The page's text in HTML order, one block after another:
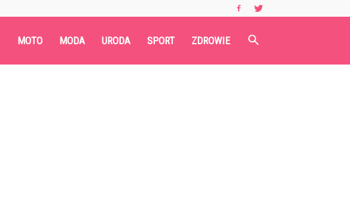
MOTO MODA URODA SPORT ZDROWIE